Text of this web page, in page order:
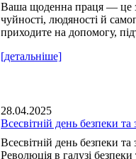
Ваша щоденна праця — це
чуйності, людяності й
приходите на допомогу,
[детальніше]
28.04.2025
Всесвітній день безпеки та
Всесвітній день безпеки та
Революція в галузі